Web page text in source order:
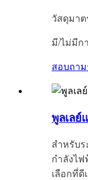
วัสดุมาต
มี/ไม่มีก
สอบถาม
พูลเลย์
สำหรับร
กำลังไ
เลือกที่